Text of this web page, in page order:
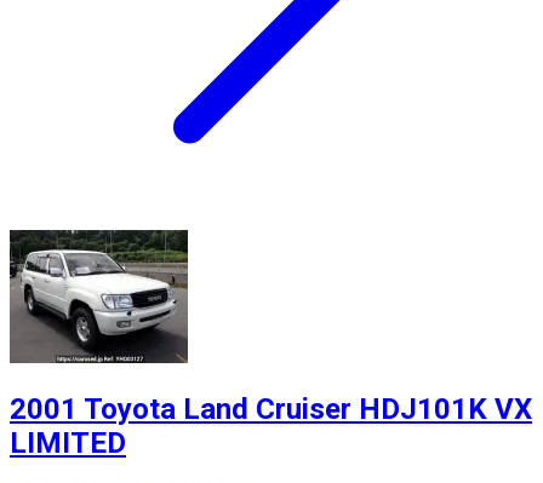
2001 Toyota Land Cruiser HDJ101K VX
LIMITED